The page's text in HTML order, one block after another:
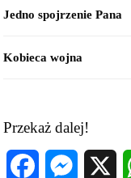
Jedno spojrzenie Pana
Kobieca wojna
Przekaż dalej!